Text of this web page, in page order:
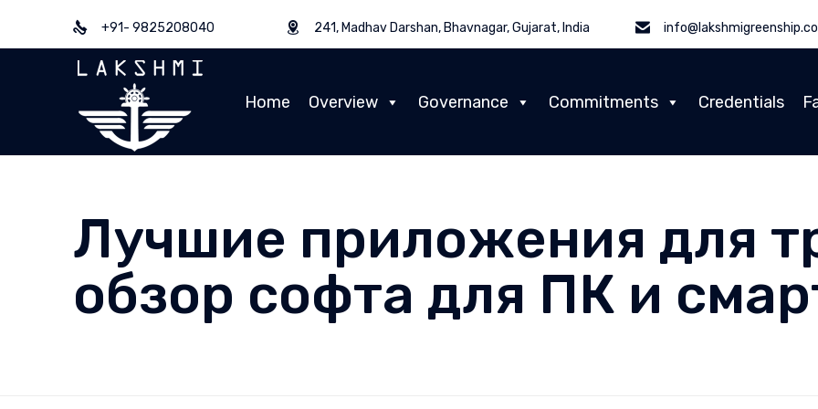
+91- 9825208040 241, Madhav Darshan, Bhavnagar, Gujarat, India
Home Overview Governance Commitments Credentials
Лучшие приложения для
обзор софта для ПК и